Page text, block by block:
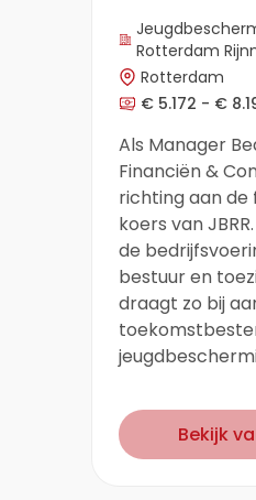
Rotterdam
Rotterdam
€ 5.172 - €
Als Manager
Financiën &
richting aan de
koers van
de
bestuur en
draagt zo bij
Bekijk